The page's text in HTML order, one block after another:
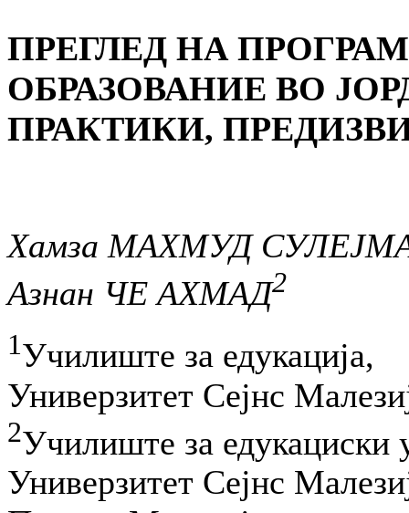
ПРЕГЛЕД НА
ОБРАЗОВАНИЕ ВО
ПРАКТИКИ,
Хамза МАХМУД
Азнан ЧЕ АХМАД2
1Училиште за едукација,
Универзитет Сејнс
2Училиште за едукациски
Универзитет Сејнс